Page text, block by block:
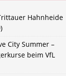
Hahnheide
City Summer –
beim VfL